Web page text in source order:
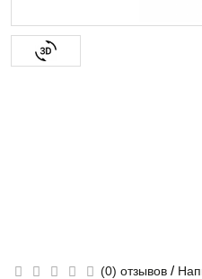
(0) отзывов /